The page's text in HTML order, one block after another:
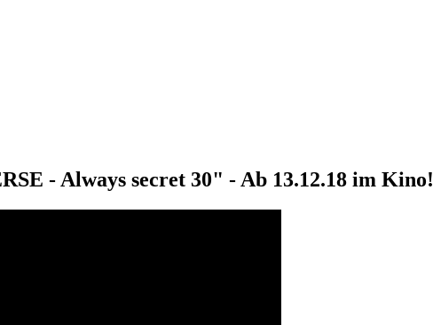
- Always secret 30" - Ab 13.12.18 im Kino!